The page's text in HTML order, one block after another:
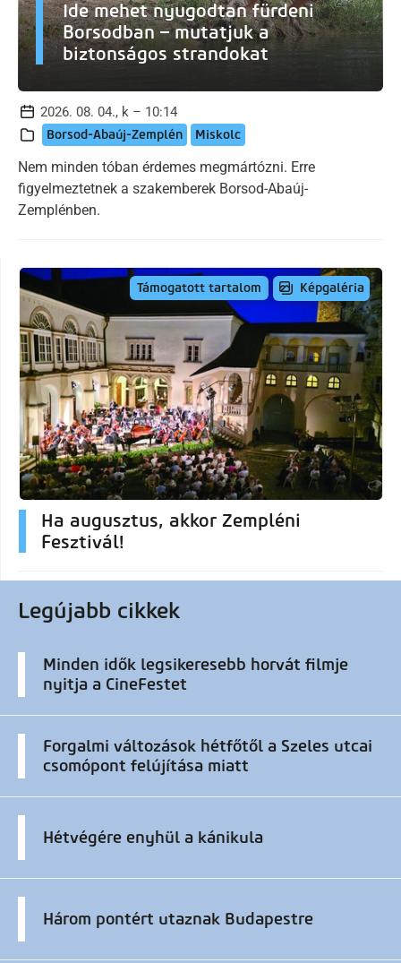
Ide mehet nyugodtan fürdeni
Borsodban – mutatjuk a
biztonságos strandokat
2026. 08. 04., k – 10:14
Borsod-Abaúj-Zemplén Miskolc
Nem minden tóban érdemes megmártózni. Erre
figyelmeztetnek a szakemberek Borsod-Abaúj-
Zemplénben.
Támogatott tartalom Képgaléria
Ha augusztus, akkor Zempléni
Fesztivál!
Legújabb cikkek
Minden idők legsikeresebb horvát filmje
nyitja a CineFestet
Forgalmi változások hétfőtől a Szeles utcai
csomópont felújítása miatt
Hétvégére enyhül a kánikula
Három pontért utaznak Budapestre